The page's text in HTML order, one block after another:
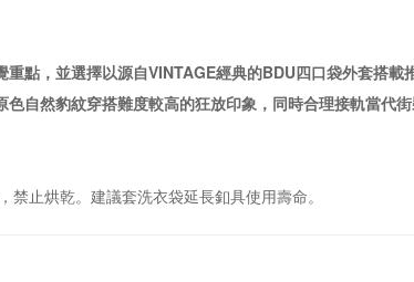
點，並選擇以源自VINTAGE經典的BDU四口袋外套搭
自然豹紋穿搭難度較高的狂放印象，同時合理接軌當代
止烘乾。建議套洗衣袋延長釦具使用壽命。